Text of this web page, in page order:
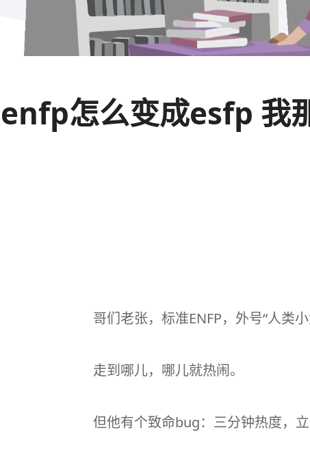
enfp怎么变成esfp 我
哥们老张，标准ENFP，外号“人类小
走到哪儿，哪儿就热闹。
但他有个致命bug：三分钟热度，